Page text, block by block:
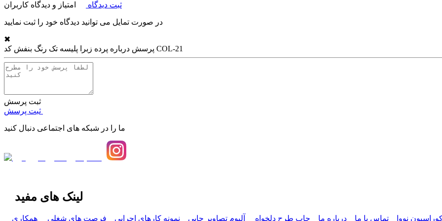
ثبت دیدگاه امتیاز و دیدگاه کاربران
در صورت تمایل می توانید دیدگاه خود را ثبت نمایید
✖
پرسش درباره پرده زبرا پلیسه تک رنگ بنفش کد COL-21
ثبت پرسش
ما را در شبکه های اجتماعی دنبال کنید
لینک های مفید
نووا تماس با ما درباره ما چاپ طرح دلخواه آلبوم تصاویر چاپی نمونه کارهای اجرایی فرصت های شغلی همکاری